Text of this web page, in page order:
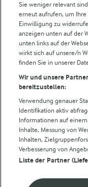
Lurpak
Arla Pro
Für unsere
Folge uns!
Cookie Wahl wieder
Sie weniger relevant
erneut aufrufen, um Ihre
Einwilligung zu
anzeigen unten auf der
unten links auf der
wirkt sich auf unsere/n
finden Sie in unserer
Wir und unsere
bereitzustellen:
Verwendung genauer
Identifikation aktiv
Informationen auf
Inhalte, Messung von
Inhalten,
Verbesserung von
Liste der Partner